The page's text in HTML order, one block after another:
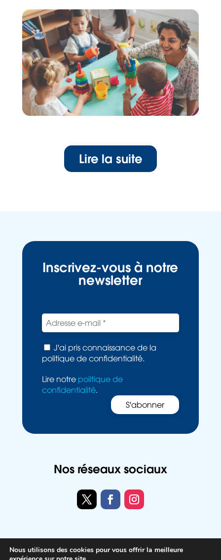
Lire la suite
Inscrivez-vous à notre
newsletter
J'ai pris connaissance de la
politique de confidentialité.
Lire notre politique de
confidentialité.
Nos réseaux sociaux
Politique de confidentialité
Nous utilisons des cookies pour vous offrir la meilleure